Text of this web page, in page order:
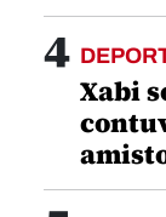
4
Xabi